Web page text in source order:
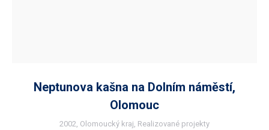
Neptunova kašna na Dolním náměstí,
Olomouc
2002 Olomoucký kraj Realizované projekty